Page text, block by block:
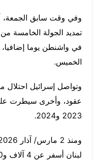
وفي وقت سابق الجمعة،
تمديد الجولة الخامسة
في واشنطن يوما إضافيا،
الخميس.
وتواصل إسرائيل احتلال
عقود، وأخرى سيطرت
2023 و2024.